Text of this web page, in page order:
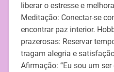
liberar o estresse e
Meditação: Conectar-se
encontrar paz interior.
prazerosas: Reservar
tragam alegria e
Afirmação: “Eu sou um